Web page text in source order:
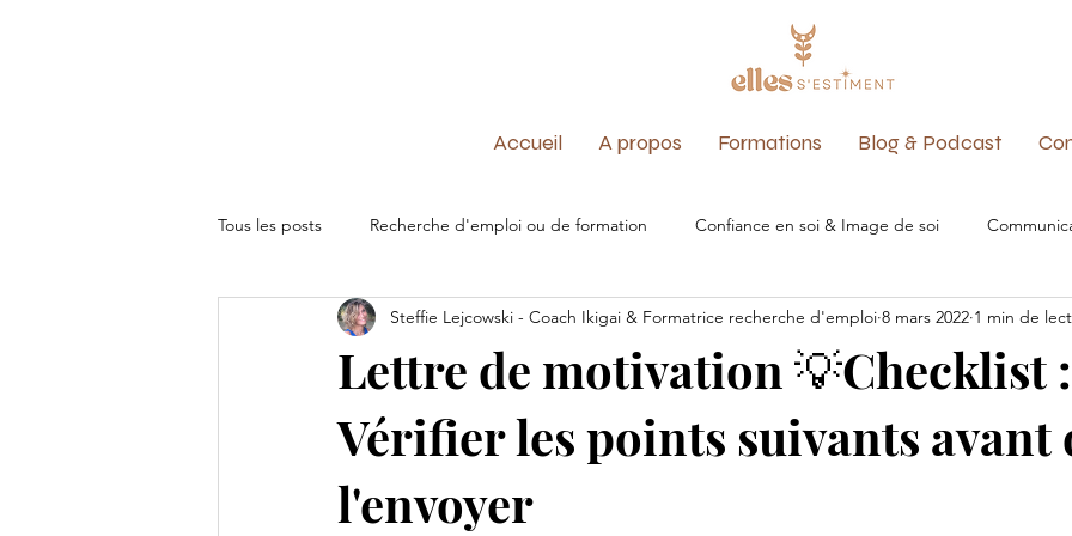
Accueil A propos Formations Blog & Podcast
Tous les posts Recherche d'emploi ou de formation Confiance en soi & Image de soi
Formation - Conception & animation Ikigai Bilan de compétences Reconversion
Développement personnel TikTok Réseaux Réseautage Transition
Lettre de motivation 💡Checklist :
Vérifier les points suivants avant
l'envoyer
Steffie Lejcowski - Coach Ikigai & Formatrice recherche d'emploi 8 mars 2022 1 min de